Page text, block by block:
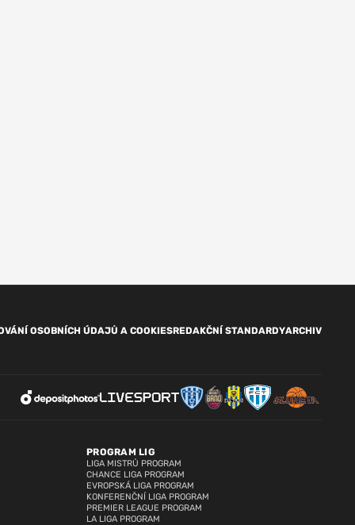
OSOBNÍCH ÚDAJŮ A COOKIESREDAKČNÍ STANDARDYARCHIV
PROGRAM LIG
LIGA MISTRŮ PROGRAM
CHANCE LIGA PROGRAM
EVROPSKÁ LIGA PROGRAM
KONFERENČNÍ LIGA PROGRAM
PREMIER LEAGUE PROGRAM
LA LIGA PROGRAM